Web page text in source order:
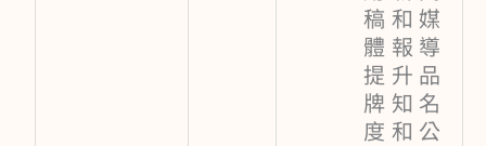
稿和媒
體報導
提升品
牌知名
度和公